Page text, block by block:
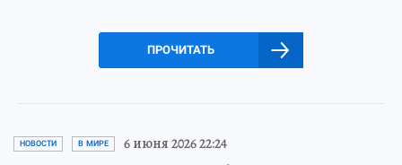
ПРОЧИТАТЬ
НОВОСТИ В МИРЕ 6 июня 2026 22:24